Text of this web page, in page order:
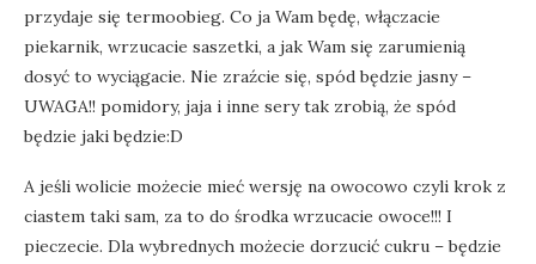
przydaje się termoobieg. Co ja Wam będę, włączacie
piekarnik, wrzucacie saszetki, a jak Wam się zarumienią
dosyć to wyciągacie. Nie zraźcie się, spód będzie jasny –
UWAGA!! pomidory, jaja i inne sery tak zrobią, że spód
będzie jaki będzie:D
A jeśli wolicie możecie mieć wersję na owocowo czyli krok z
ciastem taki sam, za to do środka wrzucacie owoce!!! I
pieczecie. Dla wybrednych możecie dorzucić cukru – będzie